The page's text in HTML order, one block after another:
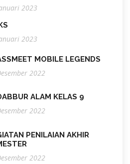
2023
2023
MOBILE LEGENDS
2022
ALAM KELAS 9
2022
PENILAIAN AKHIR
2022